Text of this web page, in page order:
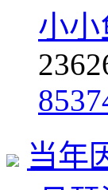
小小
2
当年